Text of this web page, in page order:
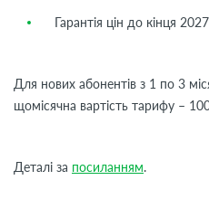
Гарантія цін до кінця 2027
Для нових абонентів з 1 по 3
щомісячна вартість тарифу –
Деталі за посиланням.